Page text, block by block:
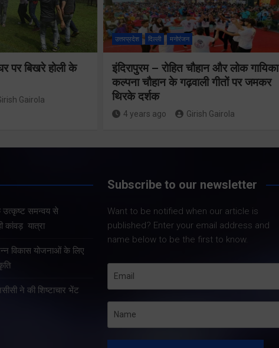
पर बिखरे होली के
Gairola
उत्तरप्रदेश दिल्ली मनोरंजन
इंदिरापुरम – रोहित चौहान और लोक गायिका
कल्पना चौहान के गढ़वाली गीतों पर जमकर
थिरके दर्शक
4 years ago Girish Gairola
उत्कृष्ट समन्वय से
कांवड़ यात्रा
विकास योजनाओं के लिए
ने की शिष्टाचार भेंट
Subscribe to our newsletter
Want to be notified when our article is
published? Enter your email address and
name below to be the first to know.
अधिकारीः
Nowदेहरादून। मुख्य
आनंद बर्द्धन ने गुरुवार को
आपातकालीन परिचालन
प्रदेश में लगातार
स्थिति की विस्तृत समीक्षा
श्रद्धा, सुरक्षा और
सुगमता के
उत्कृष्ट समन्वय
से सफलतापूर्वक
कांवड़ यात्रा
Share Now
Share Nowदेहरादून।
मुख्यमंत्री पुष्कर सिंह धामी के
कुशल नेतृत्व एवं राज्य सरकार की
सुचारु रूप से संचालित…